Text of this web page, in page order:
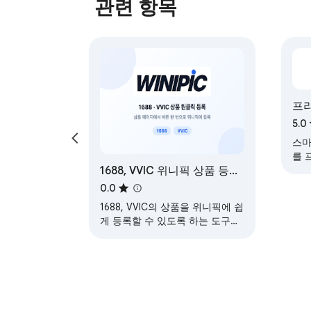
관련 항목
1688, VVIC 위니픽 상품 등록
도구
0.0
1688, VVIC의 상품을 위니픽에 쉽
게 등록할 수 있도록 하는 도구입
프
5.0
스
를